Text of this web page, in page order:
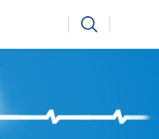
Suchen